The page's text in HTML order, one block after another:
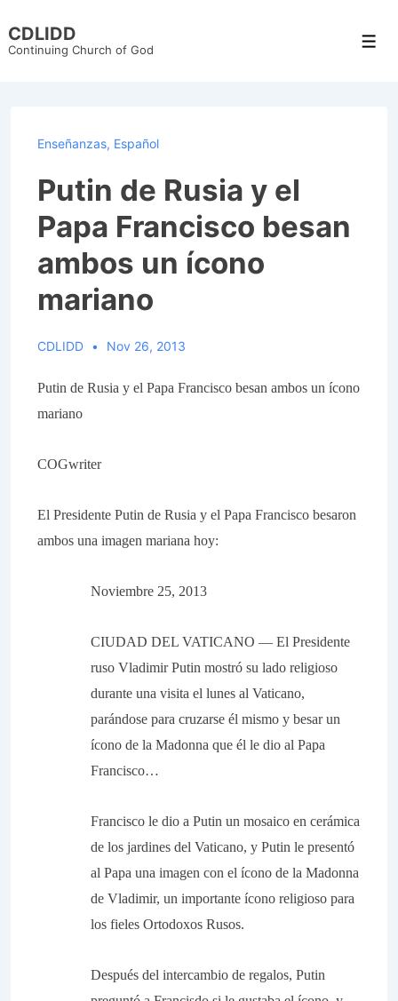
Skip
CDLIDD
Continuing Church of God
Enseñanzas, Español
Putin de Rusia y el
Papa Francisco besan
ambos un ícono
mariano
CDLIDD Nov 26, 2013
Putin de Rusia y el Papa Francisco besan ambos un ícono
mariano
COGwriter
El Presidente Putin de Rusia y el Papa Francisco besaron
ambos una imagen mariana hoy:
Noviembre 25, 2013
CIUDAD DEL VATICANO — El Presidente
ruso Vladimir Putin mostró su lado religioso
durante una visita el lunes al Vaticano,
parándose para cruzarse él mismo y besar un
ícono de la Madonna que él le dio al Papa
Francisco…
Francisco le dio a Putin un mosaico en cerámica
de los jardines del Vaticano, y Putin le presentó
al Papa una imagen con el ícono de la Madonna
de Vladimir, un importante ícono religioso para
los fieles Ortodoxos Rusos.
Después del intercambio de regalos, Putin